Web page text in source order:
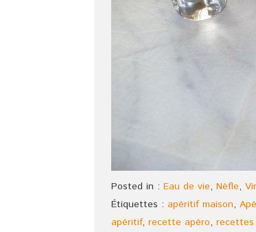
Posted in : Eau de vie, Nèfle,
Étiquettes : apéritif maison,
apéritif, recette apéro,